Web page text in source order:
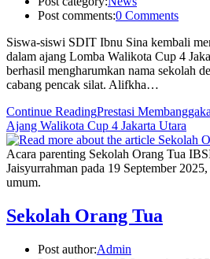
Post comments:0 Comments
Siswa-siswi SDIT Ibnu Sina kembali
dalam ajang Lomba Walikota Cup 4
berhasil mengharumkan nama sekolah
cabang pencak silat. Alifkha…
Continue ReadingPrestasi
Ajang Walikota Cup 4 Jakarta Utara
Acara parenting Sekolah Orang Tua
Jaisyurrahman pada 19 September
umum.
Sekolah Orang Tua
Post author:Admin